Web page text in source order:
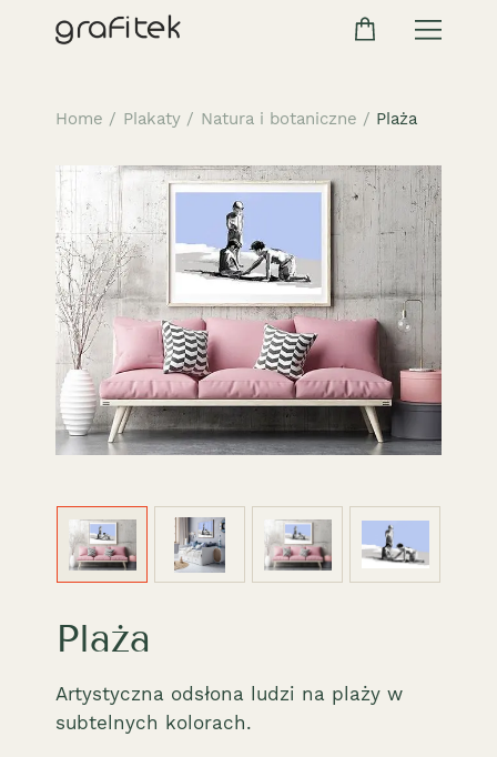
Home / Plakaty / Natura i botaniczne / Plaża
Plaża
Artystyczna odsłona ludzi na plaży w
subtelnych kolorach.